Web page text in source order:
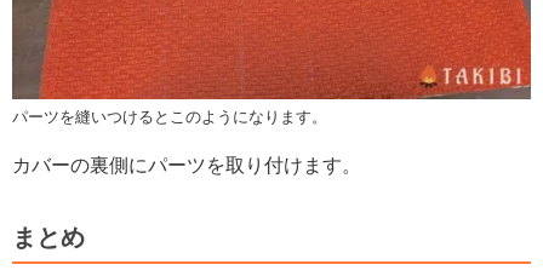
パーツを縫いつけるとこのようになります。
カバーの裏側にパーツを取り付けます。
まとめ